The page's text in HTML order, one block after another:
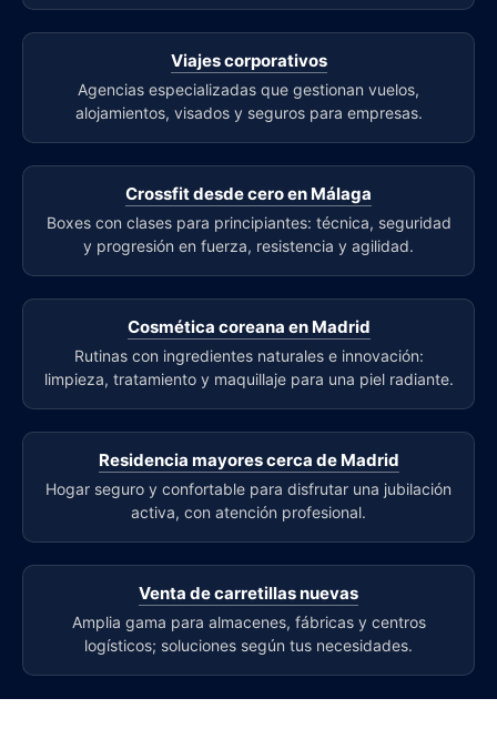
Viajes corporativos
Agencias especializadas que gestionan vuelos,
alojamientos, visados y seguros para empresas.
Crossfit desde cero en Málaga
Boxes con clases para principiantes: técnica, seguridad
y progresión en fuerza, resistencia y agilidad.
Cosmética coreana en Madrid
Rutinas con ingredientes naturales e innovación:
limpieza, tratamiento y maquillaje para una piel radiante.
Residencia mayores cerca de Madrid
Hogar seguro y confortable para disfrutar una jubilación
activa, con atención profesional.
Venta de carretillas nuevas
Amplia gama para almacenes, fábricas y centros
logísticos; soluciones según tus necesidades.